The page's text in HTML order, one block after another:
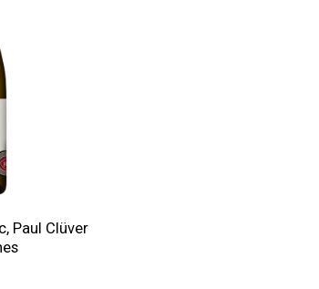
Paul Clüver